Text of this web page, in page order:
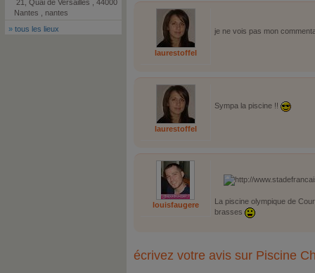
21, Quai de Versailles , 44000
Nantes , nantes
» tous les lieux
laurestoffel
je ne vois pas mon
laurestoffel
Sympa la piscine !!
louisfaugere
La piscine olympique de
brasses
écrivez votre avis sur Piscine